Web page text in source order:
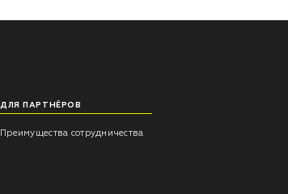
ДЛЯ ПАРТНЁРОВ
Преимущества сотрудничества